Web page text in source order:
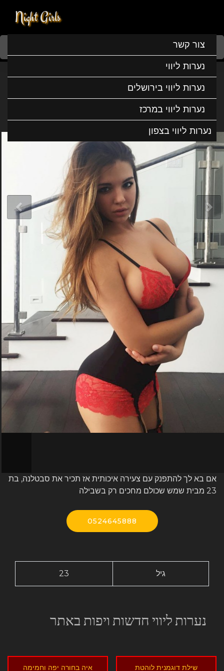
Night Girls
צור קשר
נערות ליווי
נערות ליווי בירושלים
נערות ליווי במרכז
נערות ליווי בצפון
Home
סבטלנה הכי שווה בארץ
סבטלנה הכי שווה בארץ
אם בא לך להתפנק עם צעירה איכותית אז תכיר את סבטלנה, בת
23 מבית שמש שכולם מחכים רק בשבילה
0524645888
23 גיל
נערות ליווי חדשות ויפות באתר
שילת דוגמנית לוהטת איה בחורה יפה וחמימה